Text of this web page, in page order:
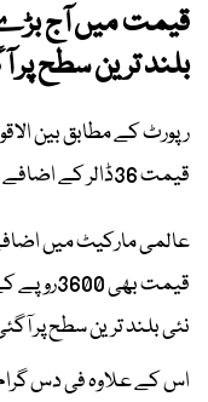
قیمت میں آج
بلند ترین سطح پر
رپورٹ کے مطابق بین
قیمت 36ڈالر کے اضافے سے 3ہزار 447ڈالر کی سطح پر آگئی۔
عالمی مارکیٹ میں
نئی بلند ترین سطح پر